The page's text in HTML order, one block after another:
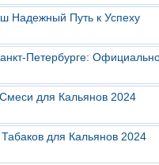
Надежный Путь к Успеху
Петербурге:
для Кальянов 2024
для Кальянов 2024